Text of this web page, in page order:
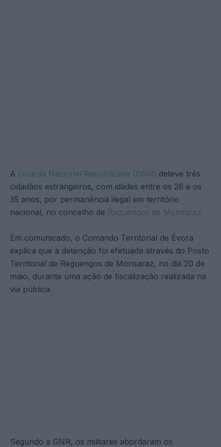
A Guarda Nacional Republicana (GNR) deteve três
cidadãos estrangeiros, com idades entre os 28 e os
35 anos, por permanência ilegal em território
nacional, no concelho de Reguengos de Monsaraz.
Em comunicado, o Comando Territorial de Évora
explica que a detenção foi efetuada através do Posto
Territorial de Reguengos de Monsaraz, no dia 20 de
maio, durante uma ação de fiscalização realizada na
via pública.
Segundo a GNR, os militares abordaram os